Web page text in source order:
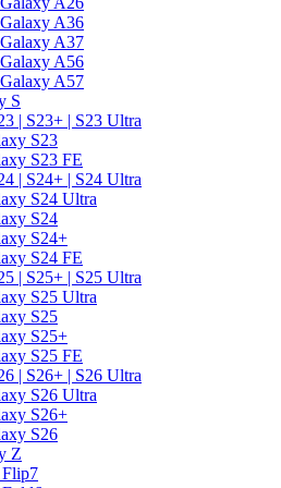
A36
A37
A56
A57
S
| S23+ | S23 Ultra
S23
S23 FE
| S24+ | S24 Ultra
S24 Ultra
S24
S24+
S24 FE
| S25+ | S25 Ultra
S25 Ultra
S25
S25+
S25 FE
| S26+ | S26 Ultra
S26 Ultra
S26+
S26
Z